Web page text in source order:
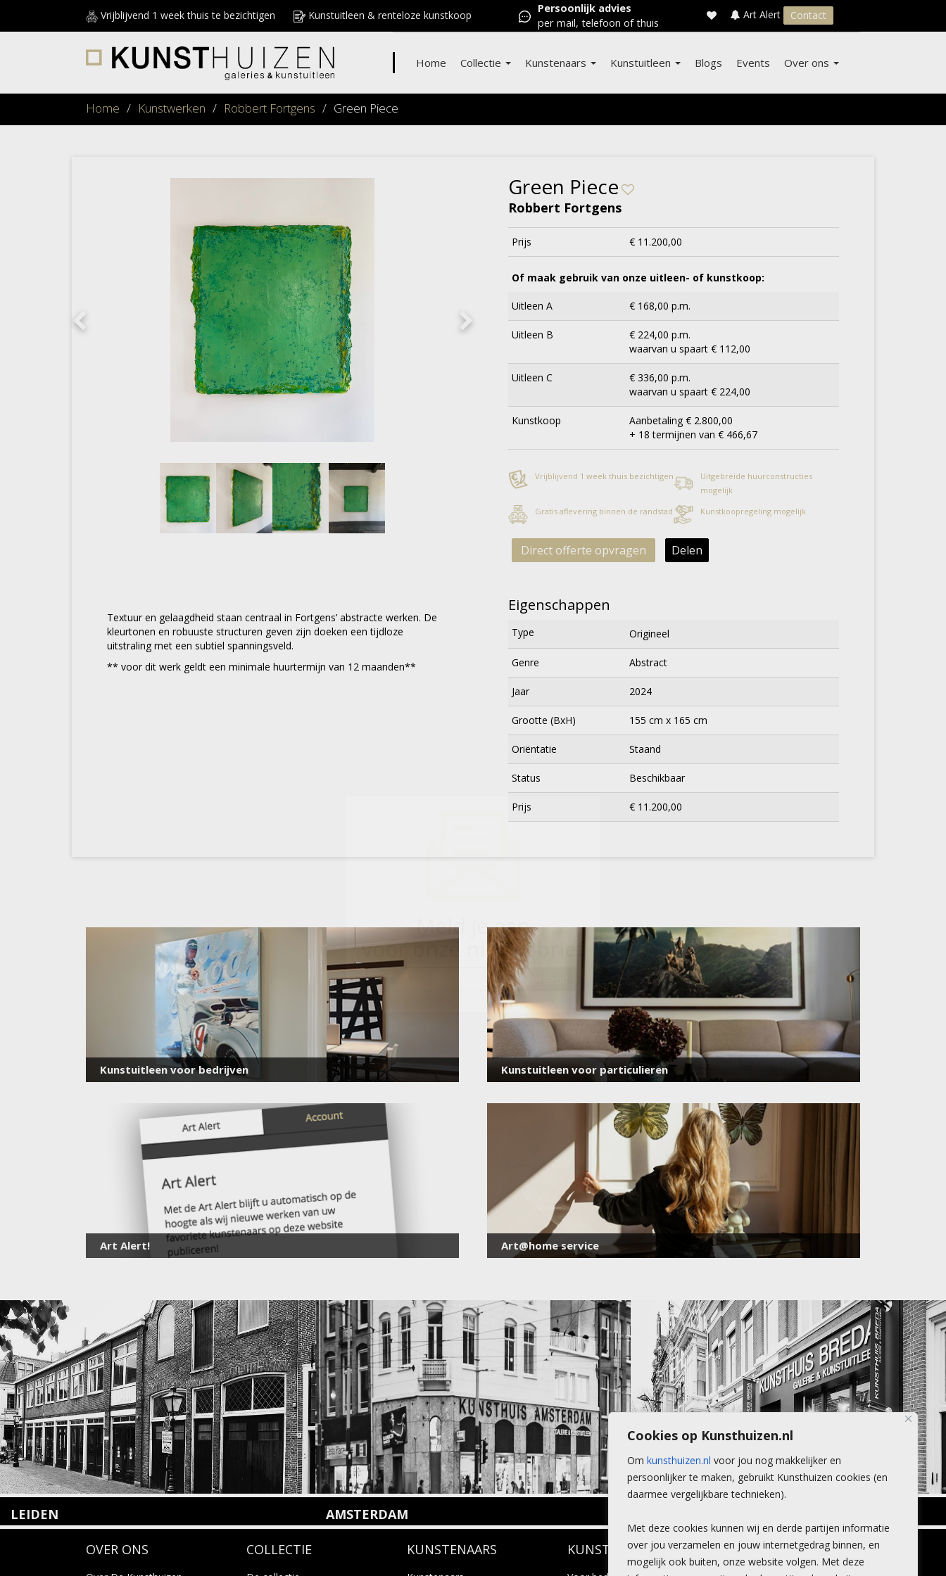
Cookies op Kunsthuizen.nl
Om kunsthuizen.nl voor jou nog makkelijker en
persoonlijker te maken, gebruikt Kunsthuizen cookies (en
daarmee vergelijkbare technieken).
Met deze cookies kunnen wij en derde partijen informatie
over jou verzamelen en jouw internetgedrag binnen, en
mogelijk ook buiten, onze website volgen. Met deze
Vrijblijvend 1 week thuis te bezichtigen Kunstuitleen & renteloze kunstkoop
Persoonlijk advies
per mail, telefoon of thuis
Art Alert Contact
Home Collectie Kunstenaars Kunstuitleen Blogs Events Over ons
Home / Kunstwerken / Robbert Fortgens / Green Piece
Textuur en gelaagdheid staan centraal in Fortgens’ abstracte werken. De
kleurtonen en robuuste structuren geven zijn doeken een tijdloze
uitstraling met een subtiel spanningsveld.
** voor dit werk geldt een minimale huurtermijn van 12 maanden**
Green Piece
Robbert Fortgens
Prijs € 11.200,00
Of maak gebruik van onze uitleen- of kunstkoop:
Uitleen A € 168,00 p.m.
Uitleen B
€ 224,00 p.m.
waarvan u spaart € 112,00
Uitleen C
€ 336,00 p.m.
waarvan u spaart € 224,00
Kunstkoop
Aanbetaling € 2.800,00
+ 18 termijnen van € 466,67
Vrijblijvend 1 week thuis bezichtigen
Uitgebreide huurconstructies
mogelijk
Gratis aflevering binnen de randstad
Kunstkoopregeling mogelijk
Direct offerte opvragen Delen
Eigenschappen
Type Origineel
Genre Abstract
Jaar 2024
Grootte (BxH) 155 cm x 165 cm
Oriëntatie Staand
Status Beschikbaar
Prijs € 11.200,00
Kunstuitleen voor bedrijven Kunstuitleen voor particulieren
Art Alert! Art@home service
LEIDEN AMSTERDAM
1075 VX Amsterdam
Wilhelminastraat 11
4818 SB Breda
+31 (0)76 5221309
OVER ONS COLLECTIE KUNSTENAARS KUNSTUITLEEN CONTACT
Meld je aan
voor onze nieuwsbrief
E-
mailadres